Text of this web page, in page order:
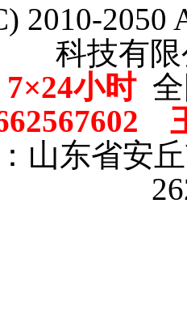
2010-2050
科技有
7×24小时全
山东省安